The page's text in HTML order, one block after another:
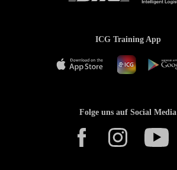
ICG Training App
Folge uns auf Social Media